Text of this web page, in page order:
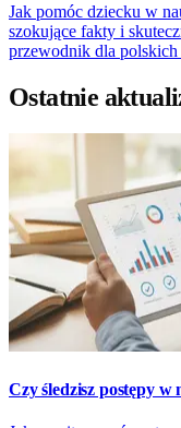
Jak pomóc dziecku w
szokujące fakty i
przewodnik dla
Ostatnie
Czy śledzisz postępy w